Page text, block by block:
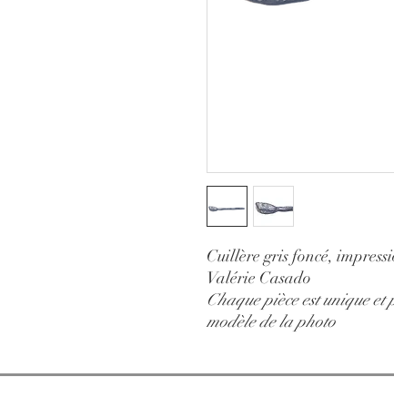
Cuillère gris foncé,
Valérie Casado
Chaque pièce est unique et
modèle de la photo